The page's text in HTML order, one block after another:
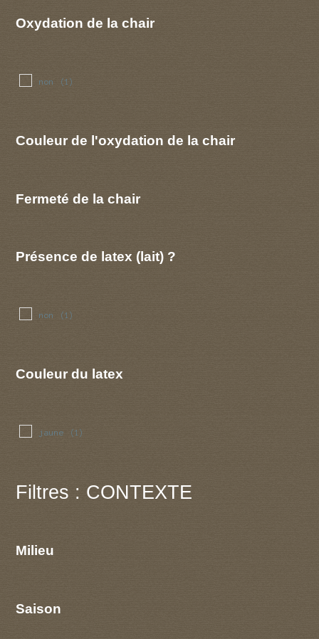
Oxydation de la chair
non (1)
Couleur de l'oxydation de la chair
Fermeté de la chair
Présence de latex (lait) ?
non (1)
Couleur du latex
jaune (1)
Filtres : CONTEXTE
Milieu
Saison